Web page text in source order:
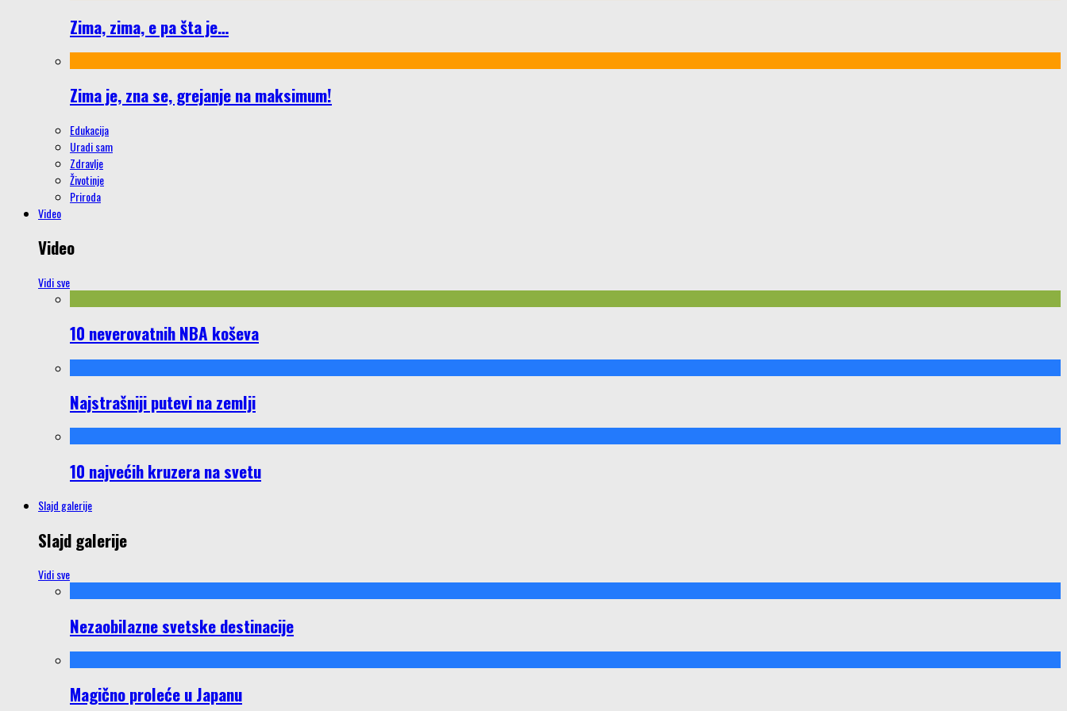
Zima, zima, e pa šta je…
Zima je, zna se, grejanje na maksimum!
Edukacija
Uradi sam
Zdravlje
Životinje
Priroda
Video
Video
Vidi sve
10 neverovatnih NBA koševa
Najstrašniji putevi na zemlji
10 najvećih kruzera na svetu
Slajd galerije
Slajd galerije
Vidi sve
Nezaobilazne svetske destinacije
Magično proleće u Japanu